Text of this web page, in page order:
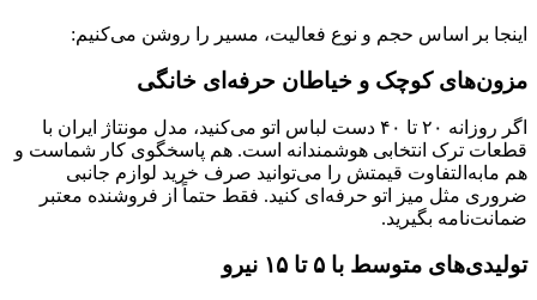
اینجا بر اساس حجم و نوع فعالیت، مسیر را روشن می‌کنیم:
مزون‌های کوچک و خیاطان حرفه‌ای خانگی
اگر روزانه ۲۰ تا ۴۰ دست لباس اتو می‌کنید، مدل مونتاژ ایران با
قطعات ترک انتخابی هوشمندانه است. هم پاسخگوی کار شماست و
هم مابه‌التفاوت قیمتش را می‌توانید صرف خرید لوازم جانبی
ضروری مثل میز اتو حرفه‌ای کنید. فقط حتماً از فروشنده معتبر
ضمانت‌نامه بگیرید.
تولیدی‌های متوسط با ۵ تا ۱۵ نیرو